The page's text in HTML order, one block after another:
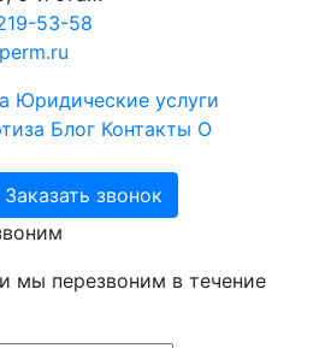
53-58
Юридические услуги
Блог Контакты О
Заказать звонок
мы перезвоним в течение